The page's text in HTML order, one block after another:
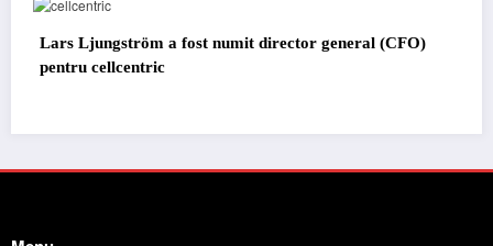
general (CFO) IVECO Strator se întoarce